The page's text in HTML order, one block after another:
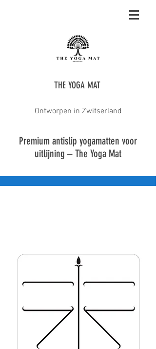
THE YOGA MAT
Ontworpen in Zwitserland
Premium antislip yogamatten voor
uitlijning – The Yoga Mat